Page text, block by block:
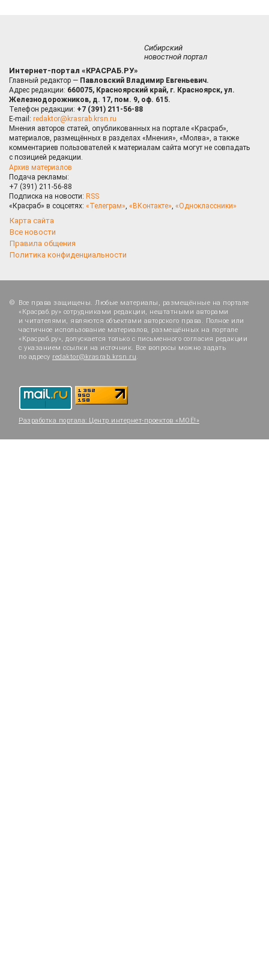
Сибирский
новостной портал
Интернет-портал «КРАСРАБ.РУ»
Главный редактор — Павловский Владимир Евгеньевич.
Адрес редакции: 660075, Красноярский край, г. Красноярск, ул.
Железнодорожников, д. 17, пом. 9, оф. 615.
Телефон редакции: +7 (391) 211-56-88
E-mail: redaktor@krasrab.krsn.ru
Мнения авторов статей, опубликованных на портале «Красраб»,
материалов, размещённых в разделах «Мнения», «Молва», а также
комментариев пользователей к материалам сайта могут не совпадать
с позицией редакции.
Архив материалов
Подача рекламы:
+7 (391) 211-56-88
Подписка на новости: RSS
«Красраб» в соцсетях: «Телеграм», «ВКонтакте», «Одноклассники»
Карта сайта
Все новости
Правила общения
Политика конфиденциальности
Все права защищены. Любые материалы, размещённые на портале
«Красраб.ру» сотрудниками редакции, нештатными авторами
и читателями, являются объектами авторского права. Полное или
частичное использование материалов, размещённых на портале
«Красраб.ру», допускается только с письменного согласия редакции
с указанием ссылки на источник. Все вопросы можно задать
по адресу redaktor@krasrab.krsn.ru.
Разработка портала: Центр интернет-проектов «МОЁ!»